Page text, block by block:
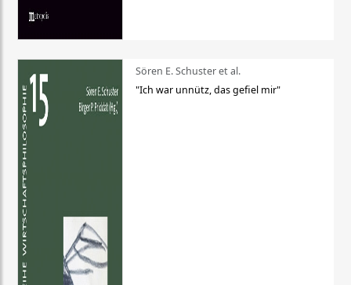
Sören E. Schuster et al.
"Ich war unnütz, das gefiel mir"